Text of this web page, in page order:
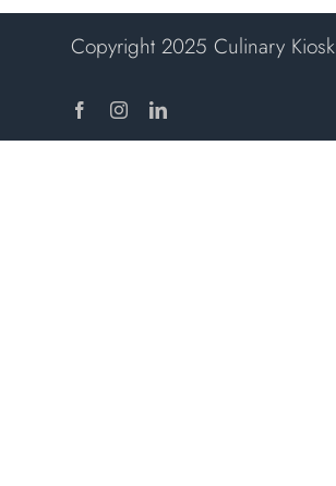
Copyright 2025 Culinary Kiosk